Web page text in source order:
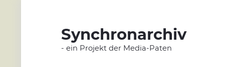
Synchronarchiv
- ein Projekt der Media-Paten